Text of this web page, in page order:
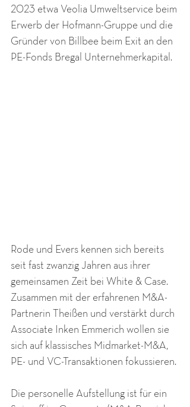
2023 etwa Veolia Umweltservice beim
Erwerb der Hofmann-Gruppe und die
Gründer von Billbee beim Exit an den
PE-Fonds Bregal Unternehmerkapital.
Rode und Evers kennen sich bereits
seit fast zwanzig Jahren aus ihrer
gemeinsamen Zeit bei White & Case.
Zusammen mit der erfahrenen M&A-
Partnerin Theißen und verstärkt durch
Associate Inken Emmerich wollen sie
sich auf klassisches Midmarket-M&A,
PE- und VC-Transaktionen fokussieren.
Die personelle Aufstellung ist für ein